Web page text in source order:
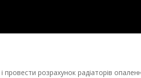
розрахунок радіаторів